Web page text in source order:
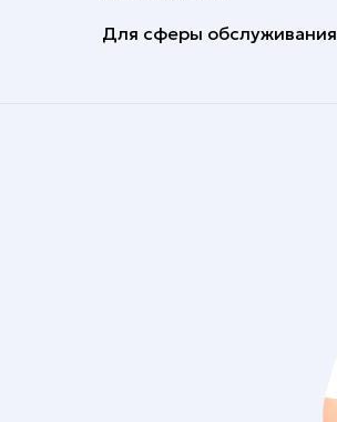
Для сферы обслуживания